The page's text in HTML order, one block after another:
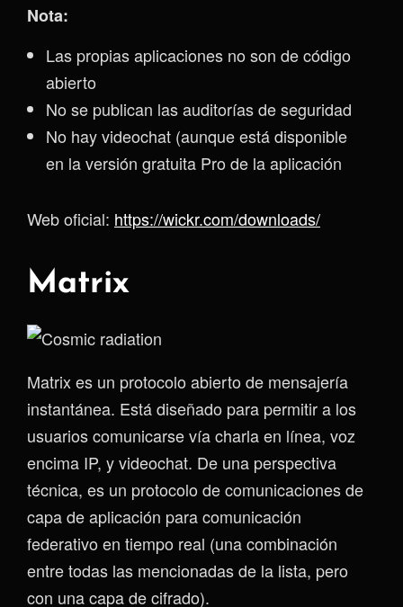
Nota:
Las propias aplicaciones no son de código
abierto
No se publican las auditorías de seguridad
No hay videochat (aunque está disponible
en la versión gratuita Pro de la aplicación
Web oficial: https://wickr.com/downloads/
Matrix
Matrix es un protocolo abierto de mensajería
instantánea. Está diseñado para permitir a los
usuarios comunicarse vía charla en línea, voz
encima IP, y videochat. De una perspectiva
técnica, es un protocolo de comunicaciones de
capa de aplicación para comunicación
federativo en tiempo real (una combinación
entre todas las mencionadas de la lista, pero
con una capa de cifrado).